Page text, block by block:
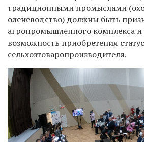
традиционными промыслами
оленеводство) должны быть
агропромышленного комплекса и
возможность приобретения
сельхозтоваропроизводителя.